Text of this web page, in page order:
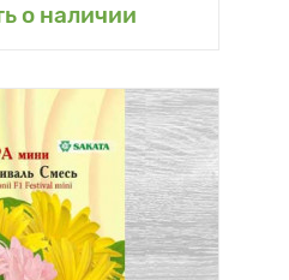
о наличии